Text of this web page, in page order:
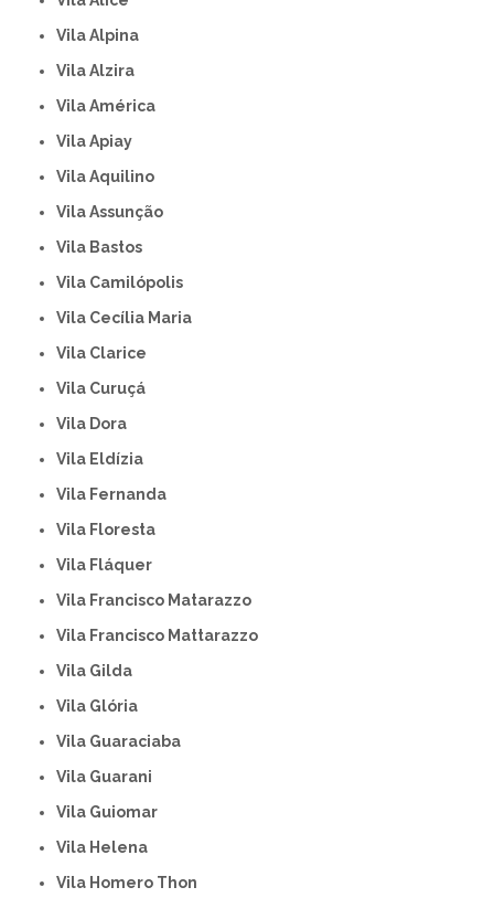
Vila Alpina
Vila Alzira
Vila América
Vila Apiay
Vila Aquilino
Vila Assunção
Vila Bastos
Vila Camilópolis
Vila Cecília Maria
Vila Clarice
Vila Curuçá
Vila Dora
Vila Eldízia
Vila Fernanda
Vila Floresta
Vila Fláquer
Vila Francisco Matarazzo
Vila Francisco Mattarazzo
Vila Gilda
Vila Glória
Vila Guaraciaba
Vila Guarani
Vila Guiomar
Vila Helena
Vila Homero Thon